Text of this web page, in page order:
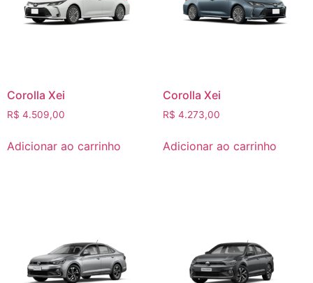
Corolla Xei
R$ 4.509,00
Adicionar ao carrinho
Corolla Xei
R$ 4.273,00
Adicionar ao carrinho